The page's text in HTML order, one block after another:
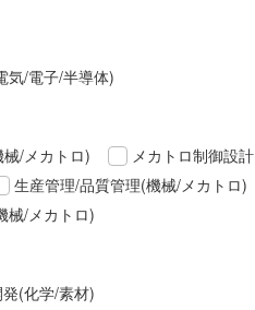
気/電子/半導体)
/メカトロ)
メカトロ制御設計
生産管理/品質管理(機械/メカトロ)
械/メカトロ)
(化学/素材)